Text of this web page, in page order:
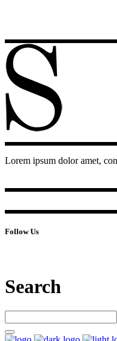
Lorem ipsum dolor amet,
Follow Us
Search